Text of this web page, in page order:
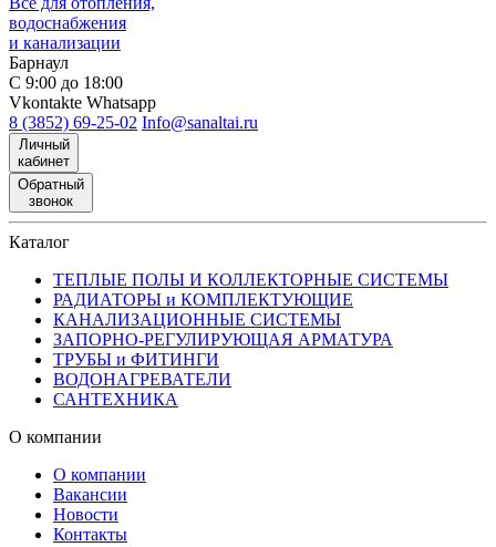
водоснабжения
и канализации
Барнаул
С 9:00 до 18:00
Vkontakte Whatsapp
8 (3852) 69-25-02 Info@sanaltai.ru
Личный
кабинет
Обратный
звонок
Каталог
ТЕПЛЫЕ ПОЛЫ И КОЛЛЕКТОРНЫЕ СИСТЕМЫ
РАДИАТОРЫ и КОМПЛЕКТУЮЩИЕ
КАНАЛИЗАЦИОННЫЕ СИСТЕМЫ
ЗАПОРНО-РЕГУЛИРУЮЩАЯ АРМАТУРА
ТРУБЫ и ФИТИНГИ
ВОДОНАГРЕВАТЕЛИ
САНТЕХНИКА
О компании
О компании
Вакансии
Новости
Контакты